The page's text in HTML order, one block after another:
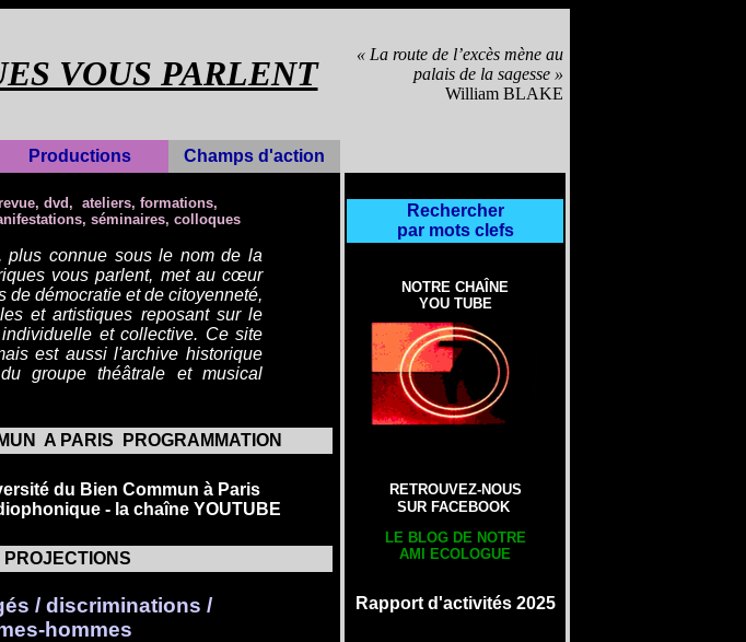
VOUS PARLENT
« La route de l’excès mène au
palais de la sagesse »
William BLAKE
Productions Champs d'action
dvd, ateliers, formations,
séminaires, colloques
plus connue sous le nom de la
vous parlent, met au cœur
de démocratie et de citoyenneté,
et artistiques reposant sur le
et collective. Ce site
est aussi l'archive historique
groupe théâtrale et musical
A PARIS PROGRAMMATION
du Bien Commun à Paris
- la chaîne YOUTUBE
/ discriminations /
hommes
Rechercher
par mots clefs
NOTRE CHAÎNE
YOU TUBE
RETROUVEZ-NOUS
SUR FACEBOOK
LE BLOG DE NOTRE
AMI ECOLOGUE
Rapport d'activités 2025